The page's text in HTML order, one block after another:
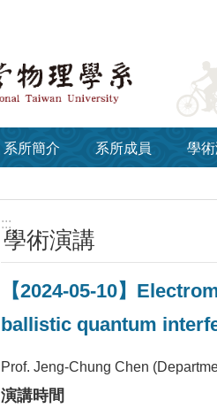
系所簡介 系所成員 學
:::
學術演講
【2024-05-10】
ballistic quantum
Prof. Jeng-Chung Chen
演講時間